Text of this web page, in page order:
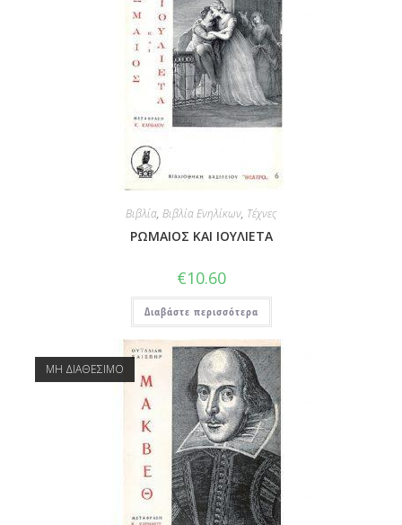
Βιβλία, Βιβλία Ενηλίκων, Τέχνες
ΡΩΜΑΙΟΣ ΚΑΙ ΙΟΥΛΙΕΤΑ
€10.60
Διαβάστε περισσότερα
ΜΗ ΔΙΑΘΕΣΙΜΟ